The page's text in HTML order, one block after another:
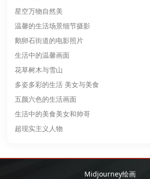
星空万物自然美
温馨的生活场景细节摄影
鹅卵石街道的电影照片
生活中的温馨画面
花草树木与雪山
多姿多彩的生活 美女与美食
五颜六色的生活画面
生活中的美食美女和帅哥
超现实主义人物
Midjourney绘画